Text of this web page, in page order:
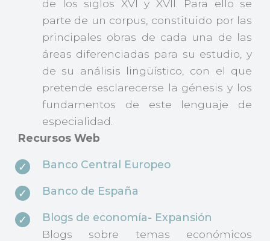
de los siglos XVI y XVII. Para ello se
parte de un corpus, constituido por las
principales obras de cada una de las
áreas diferenciadas para su estudio, y
de su análisis lingüístico, con el que
pretende esclarecerse la génesis y los
fundamentos de este lenguaje de
especialidad.
Recursos Web
Banco Central Europeo
Banco de España
Blogs de economía- Expansión
Blogs sobre temas económicos